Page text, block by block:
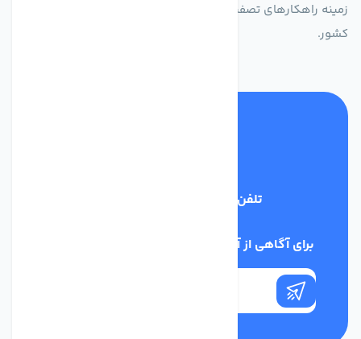
زمینه راهکارهای تصفیه آب و ایفای نقشی کلیدی در حفظ منابع آبی
کشور.
تلفن پشتیبانی
برای آگاهی از آخرین اخبار در خبرنامه ما عضو شوید